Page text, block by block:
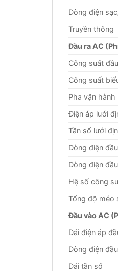
Dòng điện
Truyền thông
Đầu ra AC
Công suất
Công suất
Pha vận hành
Điện áp lưới
Tần số lưới
Dòng điện
Dòng điện
Hệ số công
Tổng độ méo
Đầu vào AC
Dải điện áp
Dòng điện
Dải tần số